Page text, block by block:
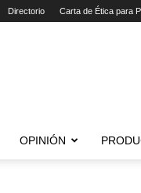
Directorio Carta de Ética para
OPINIÓN